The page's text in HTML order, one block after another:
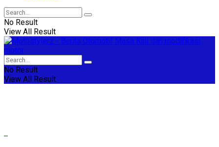
No Result
View All Result
No Result
View All Result